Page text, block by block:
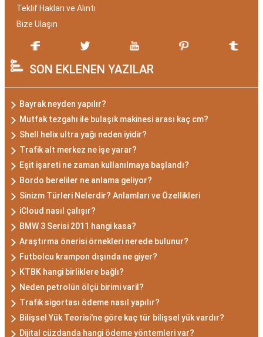
Teklif Hakları ve Alıntı
Bize Ulaşın
SON EKLENEN YAZILAR
Bayrak neyden yapılır?
Mutfak tezgahı ile bulaşık makinesi arası kaç cm?
Shell helix ultra yağı neden iyidir?
Trafik alt merkez ne işe yarar?
Eşit işareti ne zaman kullanılmaya başlandı?
Bordo bereliler ne anlama geliyor?
Sinizm Türleri Nelerdir? Anlamları ve Özellikleri
iCloud nasıl çalışır?
BMW 3 Serisi 2011 hangi kasa?
Araştırma önerisi örnekleri nerede bulunur?
Futbolcu krampon dışında ne giyer?
KTBK hangi birliklere bağlı?
Neden petrolün ölçü birimi varil?
Trafik sigortası ödeme nasıl yapılır?
Bilişsel Yük Teorisi'ne göre kaç tür bilişsel yük vardır?
Dijital cüzdanda hangi ödeme yöntemleri var?